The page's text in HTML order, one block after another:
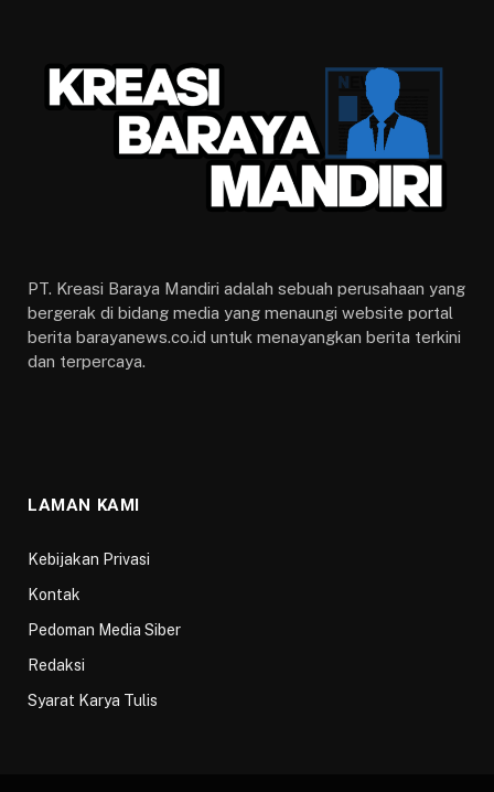
PT. Kreasi Baraya Mandiri adalah sebuah perusahaan yang
bergerak di bidang media yang menaungi website portal
berita barayanews.co.id untuk menayangkan berita terkini
dan terpercaya.
LAMAN KAMI
Kebijakan Privasi
Kontak
Pedoman Media Siber
Redaksi
Syarat Karya Tulis